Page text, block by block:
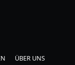
ÜBER UNS